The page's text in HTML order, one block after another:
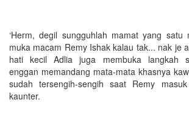
‘Herm, degil sungguhlah mamat yang
muka macam Remy Ishak kalau tak... nak je
hati kecil Adlia juga membuka langkah
enggan memandang mata-mata khasnya
sudah tersengih-sengih saat Remy
kaunter.